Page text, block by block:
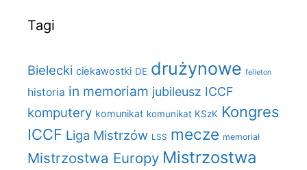
Tagi
Bielecki ciekawostki DE drużynowe felieton
historia in memoriam jubileusz ICCF
komputery komunikat komunikat KSzK Kongres
ICCF Liga Mistrzów LSS mecze memoriał
Mistrzostwa Europy Mistrzostwa